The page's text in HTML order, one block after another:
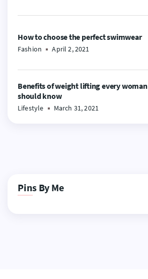
How to choose the perfect swimwear
Fashion April 2, 2021
Benefits of weight lifting every woman
should know
Lifestyle March 31, 2021
Pins By Me